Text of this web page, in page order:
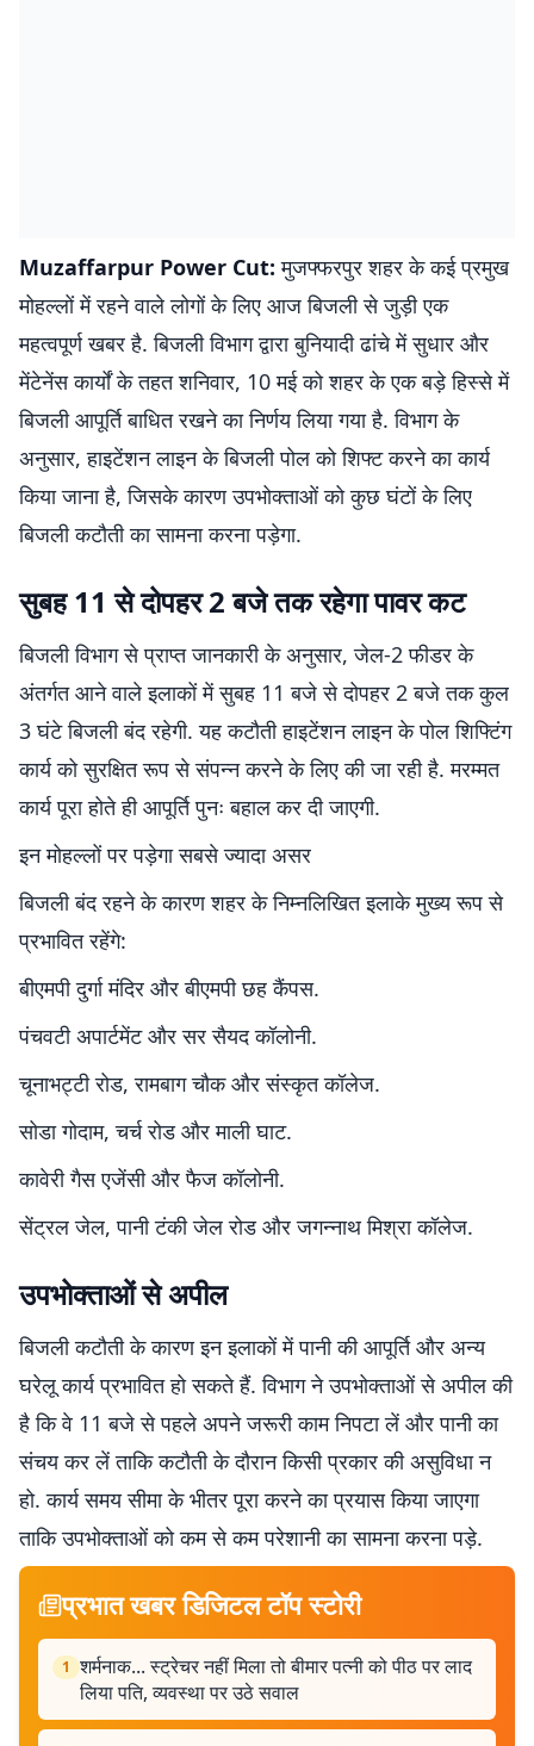
Muzaffarpur Power Cut: मुजफ्फरपुर शहर के कई प्रमुख
मोहल्लों में रहने वाले लोगों के लिए आज बिजली से जुड़ी एक
महत्वपूर्ण खबर है. बिजली विभाग द्वारा बुनियादी ढांचे में सुधार और
मेंटेनेंस कार्यों के तहत शनिवार, 10 मई को शहर के एक बड़े हिस्से में
बिजली आपूर्ति बाधित रखने का निर्णय लिया गया है. विभाग के
अनुसार, हाइटेंशन लाइन के बिजली पोल को शिफ्ट करने का कार्य
किया जाना है, जिसके कारण उपभोक्ताओं को कुछ घंटों के लिए
बिजली कटौती का सामना करना पड़ेगा.
सुबह 11 से दोपहर 2 बजे तक रहेगा पावर कट
बिजली विभाग से प्राप्त जानकारी के अनुसार, जेल-2 फीडर के
अंतर्गत आने वाले इलाकों में सुबह 11 बजे से दोपहर 2 बजे तक कुल
3 घंटे बिजली बंद रहेगी. यह कटौती हाइटेंशन लाइन के पोल शिफ्टिंग
कार्य को सुरक्षित रूप से संपन्न करने के लिए की जा रही है. मरम्मत
कार्य पूरा होते ही आपूर्ति पुनः बहाल कर दी जाएगी.
इन मोहल्लों पर पड़ेगा सबसे ज्यादा असर
बिजली बंद रहने के कारण शहर के निम्नलिखित इलाके मुख्य रूप से
प्रभावित रहेंगे:
बीएमपी दुर्गा मंदिर और बीएमपी छह कैंपस.
पंचवटी अपार्टमेंट और सर सैयद कॉलोनी.
चूनाभट्टी रोड, रामबाग चौक और संस्कृत कॉलेज.
सोडा गोदाम, चर्च रोड और माली घाट.
कावेरी गैस एजेंसी और फैज कॉलोनी.
सेंट्रल जेल, पानी टंकी जेल रोड और जगन्नाथ मिश्रा कॉलेज.
उपभोक्ताओं से अपील
बिजली कटौती के कारण इन इलाकों में पानी की आपूर्ति और अन्य
घरेलू कार्य प्रभावित हो सकते हैं. विभाग ने उपभोक्ताओं से अपील की
है कि वे 11 बजे से पहले अपने जरूरी काम निपटा लें और पानी का
संचय कर लें ताकि कटौती के दौरान किसी प्रकार की असुविधा न
हो. कार्य समय सीमा के भीतर पूरा करने का प्रयास किया जाएगा
ताकि उपभोक्ताओं को कम से कम परेशानी का सामना करना पड़े.
प्रभात खबर डिजिटल टॉप स्टोरी
1 शर्मनाक... स्ट्रेचर नहीं मिला तो बीमार पत्नी को पीठ पर लाद
लिया पति, व्यवस्था पर उठे सवाल